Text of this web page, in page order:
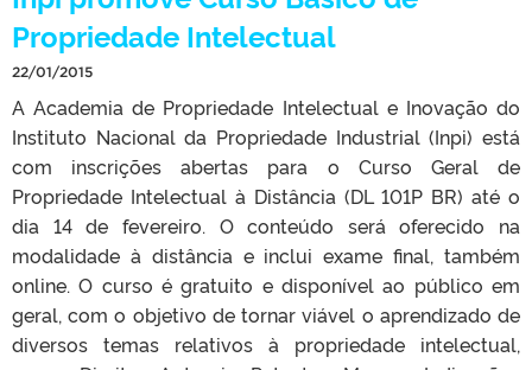
Propriedade Intelectual
22/01/2015
A Academia de Propriedade Intelectual e Inovação do
Instituto Nacional da Propriedade Industrial (Inpi) está
com inscrições abertas para o Curso Geral de
Propriedade Intelectual à Distância (DL 101P BR) até o
dia 14 de fevereiro. O conteúdo será oferecido na
modalidade à distância e inclui exame final, também
online. O curso é gratuito e disponível ao público em
geral, com o objetivo de tornar viável o aprendizado de
diversos temas relativos à propriedade intelectual,